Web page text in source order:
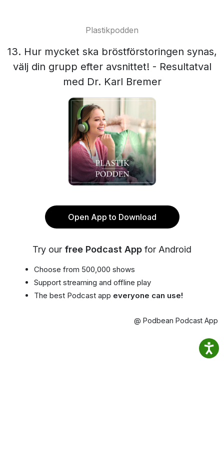
Plastikpodden
13. Hur mycket ska bröstförstoringen synas,
välj din grupp efter avsnittet! - Resultatval
med Dr. Karl Bremer
Open App to Download
Try our free Podcast App for Android
Choose from 500,000 shows
Support streaming and offline play
The best Podcast app everyone can use!
@ Podbean Podcast App